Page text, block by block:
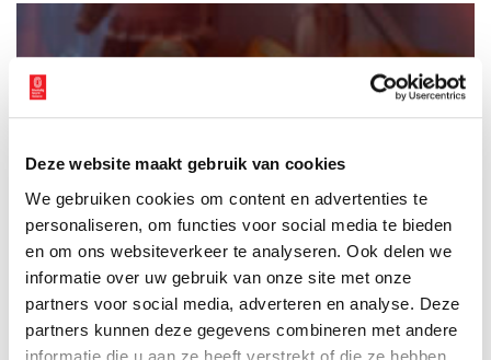
Deze website maakt gebruik van cookies
We gebruiken cookies om content en advertenties te
personaliseren, om functies voor social media te bieden
en om ons websiteverkeer te analyseren. Ook delen we
informatie over uw gebruik van onze site met onze
partners voor social media, adverteren en analyse. Deze
partners kunnen deze gegevens combineren met andere
informatie die u aan ze heeft verstrekt of die ze hebben
Bij klederdracht denk je eerder aan vissersplaatsen rond het
IJsselmeer, en niet aan de Amsterdamse grachten. Toch is daar
sinds 2016 Het Klederdrachtmuseum gevestigd.